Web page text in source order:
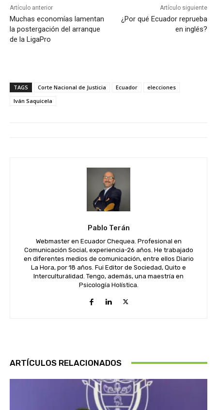
Artículo anterior
Muchas economías lamentan
la postergación del arranque
de la LigaPro
Artículo siguiente
¿Por qué Ecuador reprueba
en inglés?
TAGS Corte Nacional de Justicia Ecuador
elecciones
Iván Saquicela
Pablo Terán
Webmaster en Ecuador Chequea. Profesional en
Comunicación Social, experiencia-26 años. He trabajado
en diferentes medios de comunicación, entre ellos Diario
La Hora, por 18 años. Fui Editor de Sociedad, Quito e
Interculturalidad. Tengo, además, una maestría en
Psicología Holística.
ARTÍCULOS RELACIONADOS